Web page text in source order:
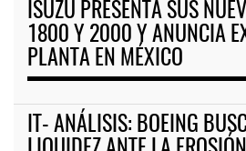
ISUZU PRESENTA SUS
1800 Y 2000 Y ANUNCIA
PLANTA EN MÉXICO
IT- ANÁLISIS: BOEING